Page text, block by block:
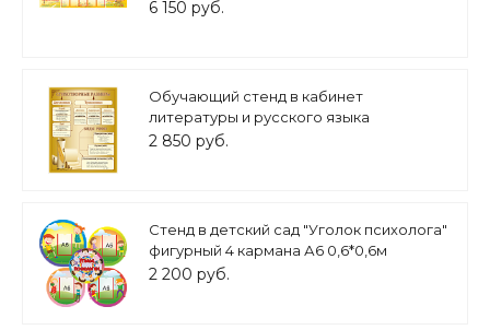
9карманов А4 арт. 323
6 150 руб.
Обучающий стенд в кабинет
литературы и русского языка
СТИХОТВОРНЫЕ РАЗМЕРЫ 1*0,8 арт.
2 850 руб.
Стенд в детский сад "Уголок психолога"
фигурный 4 кармана А6 0,6*0,6м
арт.ДС332
2 200 руб.